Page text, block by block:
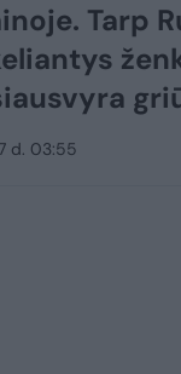
Tarp
d. 03:55